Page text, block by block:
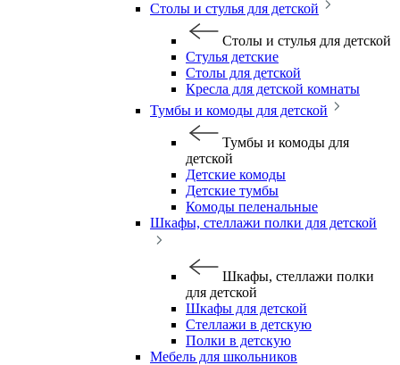
Столы и стулья для детской
Столы и стулья для детской
Стулья детские
Столы для детской
Кресла для детской комнаты
Тумбы и комоды для детской
Тумбы и комоды для
детской
Детские комоды
Детские тумбы
Комоды пеленальные
Шкафы, стеллажи полки для детской
Шкафы, стеллажи полки
для детской
Шкафы для детской
Стеллажи в детскую
Полки в детскую
Мебель для школьников